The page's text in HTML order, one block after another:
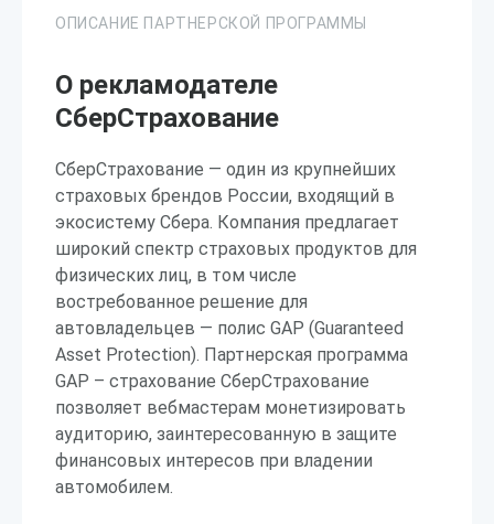
ОПИСАНИЕ ПАРТНЕРСКОЙ ПРОГРАММЫ
О рекламодателе
СберСтрахование
СберСтрахование — один из крупнейших
страховых брендов России, входящий в
экосистему Сбера. Компания предлагает
широкий спектр страховых продуктов для
физических лиц, в том числе
востребованное решение для
автовладельцев — полис GAP (Guaranteed
Asset Protection). Партнерская программа
GAP – страхование СберСтрахование
позволяет вебмастерам монетизировать
аудиторию, заинтересованную в защите
финансовых интересов при владении
автомобилем.